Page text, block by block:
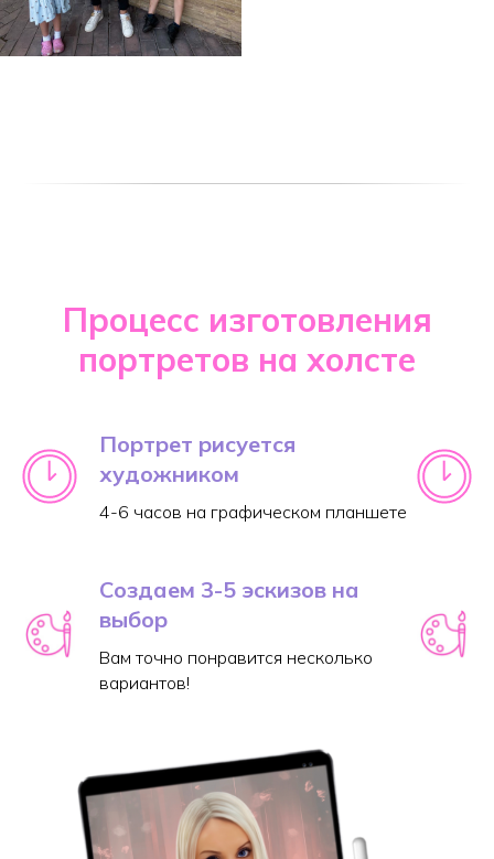
Процесс изготовления
портретов на холсте
Портрет рисуется
художником
4-6 часов на графическом планшете
Создаем 3-5 эскизов на
выбор
Вам точно понравится несколько
вариантов!